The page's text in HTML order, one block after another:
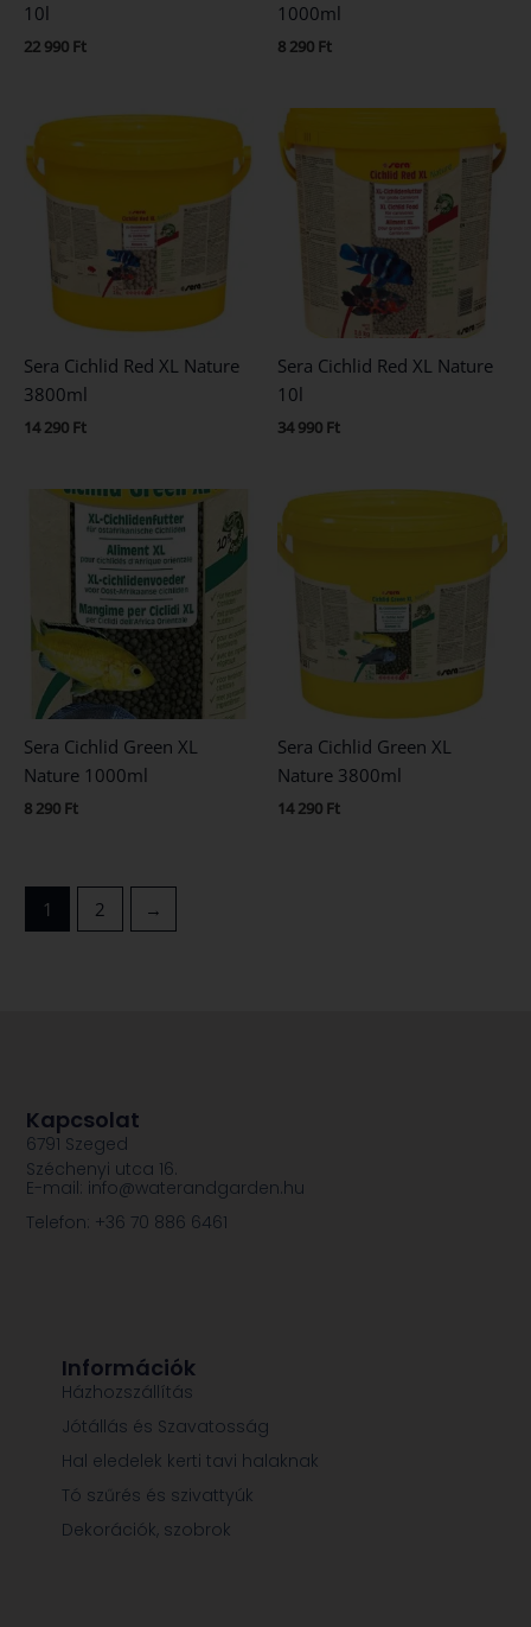
10l
22 990 Ft
1000ml
8 290 Ft
Sera Cichlid Red XL Nature
3800ml
14 290 Ft
Sera Cichlid Red XL Nature
10l
34 990 Ft
Sera Cichlid Green XL
Nature 1000ml
8 290 Ft
Sera Cichlid Green XL
Nature 3800ml
14 290 Ft
1 2 →
Információk
Házhozszállítás
Jótállás és Szavatosság
Hal eledelek kerti tavi halaknak
Tó szűrés és szivattyúk
Dekorációk, szobrok
Kapcsolat
6791 Szeged
Széchenyi utca 16.
E-mail: info@waterandgarden.hu
Telefon: +36 70 886 6461